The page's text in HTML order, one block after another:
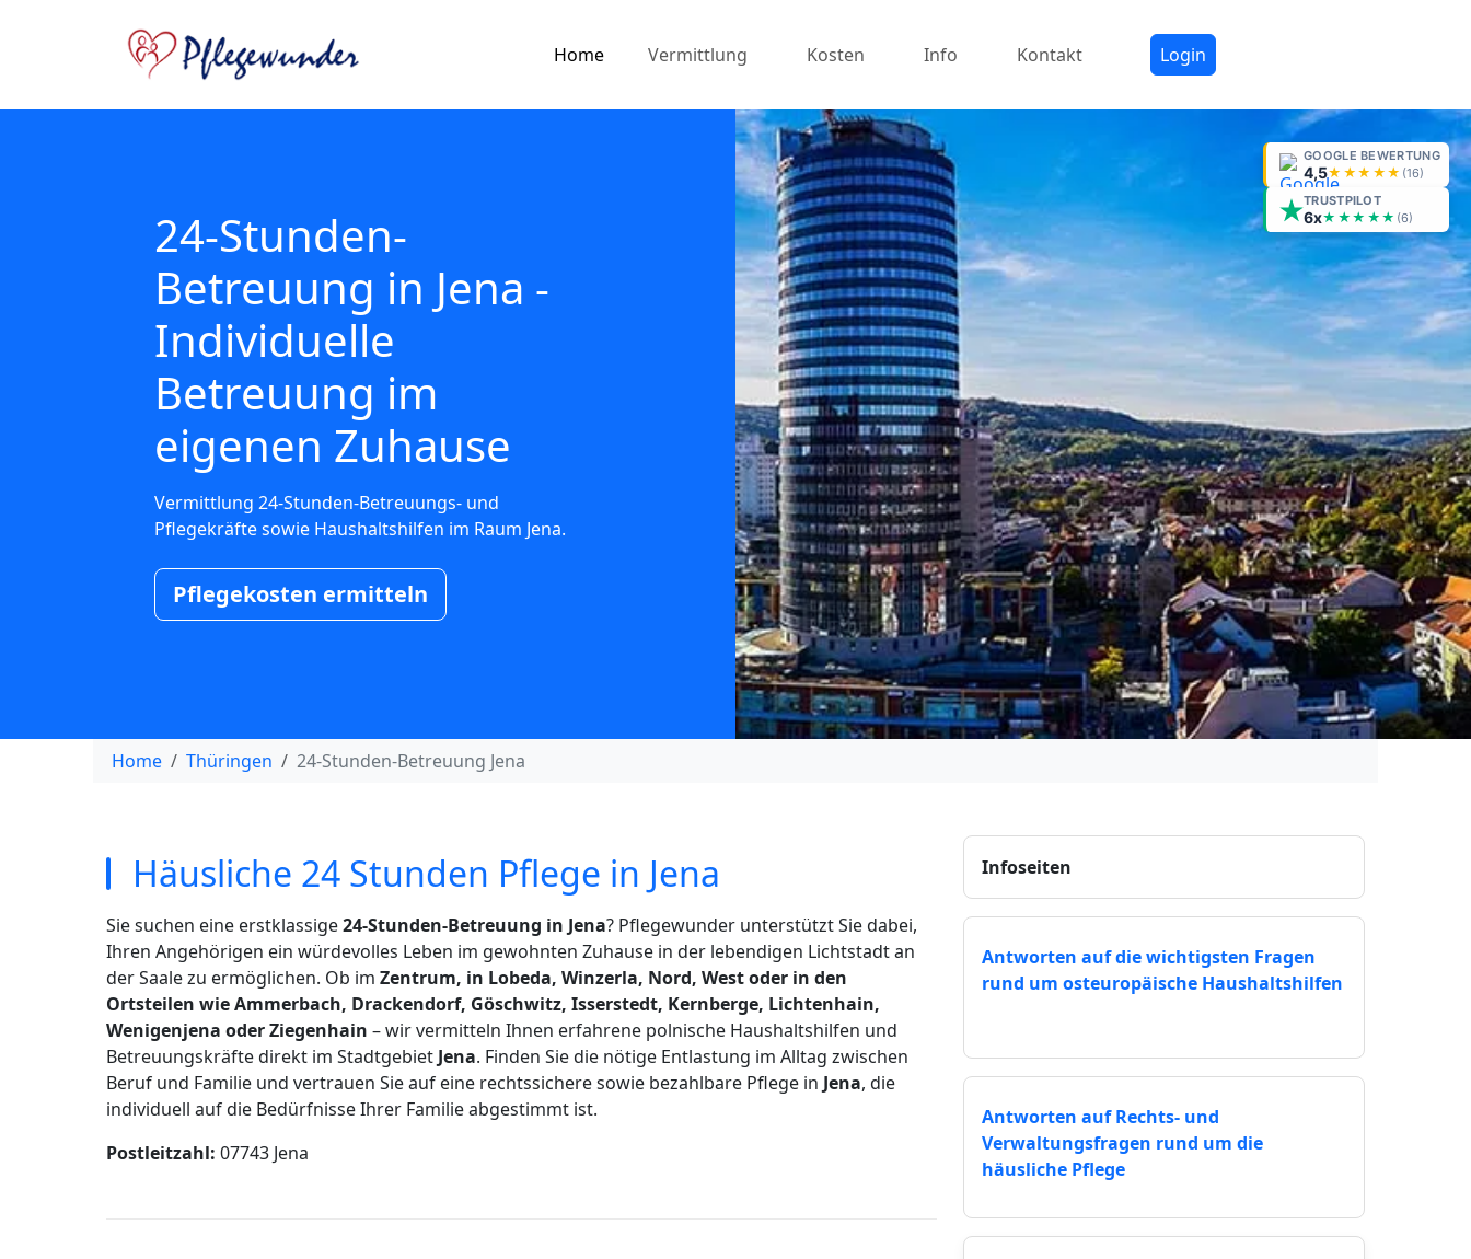
Home Vermittlung Kosten Info Kontakt Login
GOOGLE BEWERTUNG
4,5★★★★★ (16)
TRUSTPILOT
6x★★★★★ (6)
24-Stunden-
Betreuung in Jena -
Individuelle
Betreuung im
eigenen Zuhause
Vermittlung 24-Stunden-Betreuungs- und
Pflegekräfte sowie Haushaltshilfen im Raum Jena.
Pflegekosten ermitteln
Home Thüringen 24-Stunden-Betreuung Jena
Häusliche 24 Stunden Pflege in Jena
Sie suchen eine erstklassige24-Stunden-Betreuung in Jena? Pflegewunder unterstützt Sie dabei,
Ihren Angehörigen ein würdevolles Leben im gewohnten Zuhause in der lebendigen Lichtstadt an
der Saale zu ermöglichen. Ob im Zentrum, in Lobeda, Winzerla, Nord, West oder in den
Ortsteilen wie Ammerbach, Drackendorf, Göschwitz, Isserstedt, Kernberge, Lichtenhain,
Wenigenjena oder Ziegenhain – wir vermitteln Ihnen erfahrene polnische Haushaltshilfen und
Betreuungskräfte direkt im Stadtgebiet Jena. Finden Sie die nötige Entlastung im Alltag zwischen
Beruf und Familie und vertrauen Sie auf eine rechtssichere sowie bezahlbare Pflege in Jena, die
individuell auf die Bedürfnisse Ihrer Familie abgestimmt ist.
Postleitzahl: 07743 Jena
Infoseiten
Antworten auf die wichtigsten Fragen
rund um osteuropäische Haushaltshilfen
Antworten auf Rechts- und
Verwaltungsfragen rund um die
häusliche Pflege